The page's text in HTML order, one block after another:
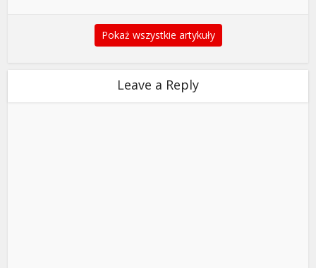
Pokaż wszystkie artykuły
Leave a Reply